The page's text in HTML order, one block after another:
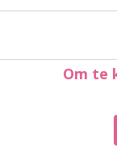
Om te